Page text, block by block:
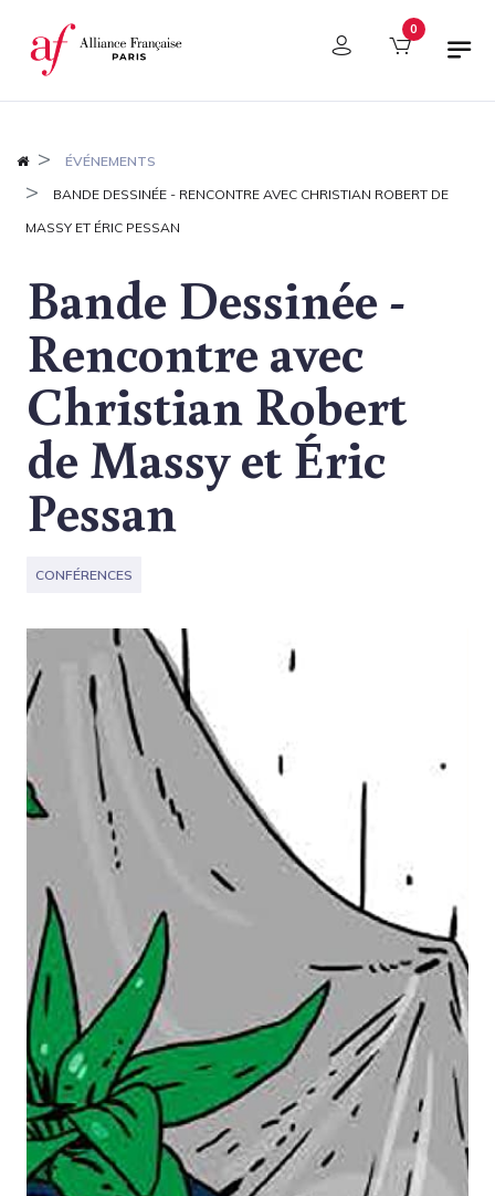
Panneau de gestion des cookies 0
ÉVÉNEMENTS
BANDE DESSINÉE - RENCONTRE AVEC CHRISTIAN ROBERT DE
MASSY ET ÉRIC PESSAN
Bande Dessinée -
Rencontre avec
Christian Robert
de Massy et Éric
Pessan
CONFÉRENCES